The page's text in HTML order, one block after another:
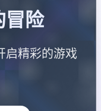
冒险
启精彩的游戏